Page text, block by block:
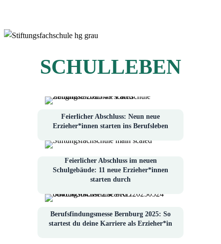
SCHULLEBEN
Feierlicher Abschluss: Neun neue
Erzieher*innen starten ins Berufsleben
Feierlicher Abschluss im neuen
Schulgebäude: 11 neue Erzieher*innen
starten durch
Berufsfindungsmesse Bernburg 2025: So
startest du deine Karriere als Erzieher*in